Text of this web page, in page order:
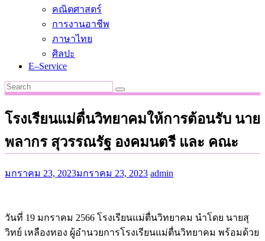
คณิตศาสตร์
การงานอาชีพ
ภาษาไทย
ศิลปะ
E–Service
โรงเรียนแม่ตื่นวิทยาคมให้การต้อนรับ นาย
พลากร สุวรรณรัฐ องคมนตรี และ คณะ
มกราคม 23, 2023มกราคม 23, 2023 admin
วันที่ 19 มกราคม 2566 โรงเรียนแม่ตื่นวิทยาคม นำโดย นายสุ
วิทย์ เหลืองทอง ผู้อำนวยการโรงเรียนแม่ตื่นวิทยาคม พร้อมด้วย